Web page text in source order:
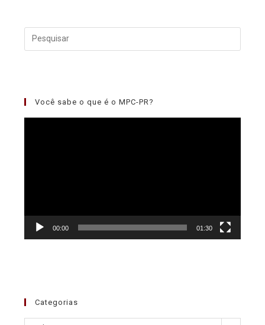
Você sabe o que é o MPC-PR?
00:00 01:30
Categorias